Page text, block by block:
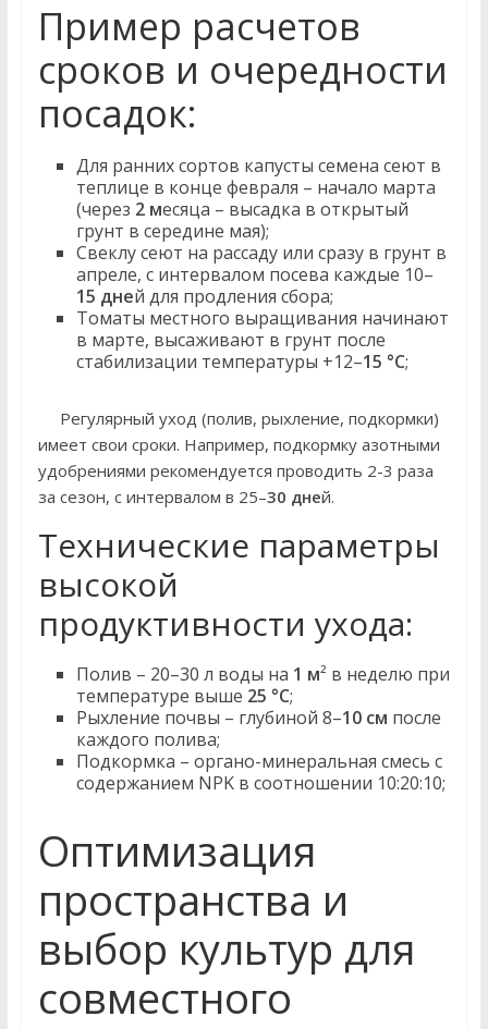
Пример расчетов
сроков и очередности
посадок:
Для ранних сортов капусты семена сеют в
теплице в конце февраля – начало марта
(через 2 месяца – высадка в открытый
грунт в середине мая);
Свеклу сеют на рассаду или сразу в грунт в
апреле, с интервалом посева каждые 10–
15 дней для продления сбора;
Томаты местного выращивания начинают
в марте, высаживают в грунт после
стабилизации температуры +12–15 °C;
Регулярный уход (полив, рыхление, подкормки)
имеет свои сроки. Например, подкормку азотными
удобрениями рекомендуется проводить 2-3 раза
за сезон, с интервалом в 25–30 дней.
Технические параметры
высокой
продуктивности ухода:
Полив – 20–30 л воды на 1 м² в неделю при
температуре выше 25 °C;
Рыхление почвы – глубиной 8–10 см после
каждого полива;
Подкормка – органо-минеральная смесь с
содержанием NPK в соотношении 10:20:10;
Оптимизация
пространства и
выбор культур для
совместного